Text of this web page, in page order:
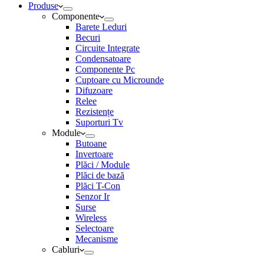
Produse
Componente
Barete Leduri
Becuri
Circuite Integrate
Condensatoare
Componente Pc
Cuptoare cu Microunde
Difuzoare
Relee
Rezistențe
Suporturi Tv
Module
Butoane
Invertoare
Plăci / Module
Plăci de bază
Plăci T-Con
Senzor Ir
Surse
Wireless
Selectoare
Mecanisme
Cabluri